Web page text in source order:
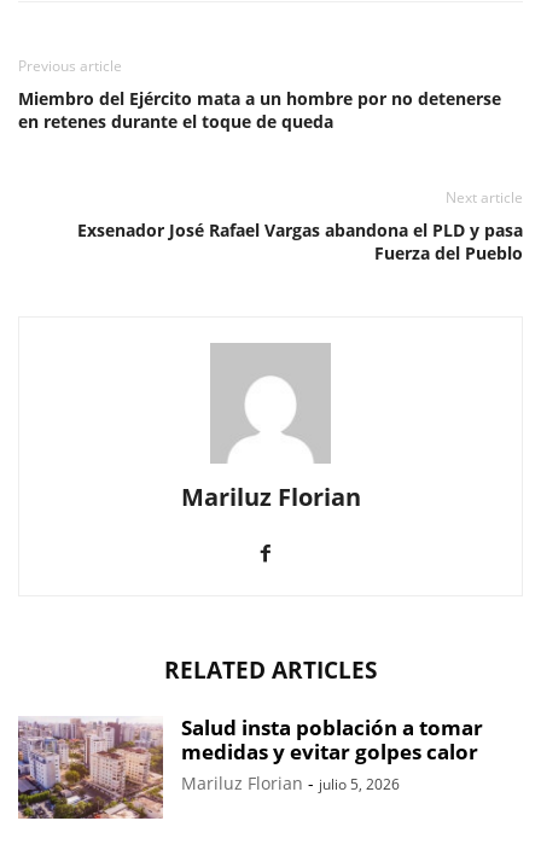
Previous article
Miembro del Ejército mata a un hombre por no detenerse
en retenes durante el toque de queda
Next article
Exsenador José Rafael Vargas abandona el PLD y pasa
Fuerza del Pueblo
Mariluz Florian
RELATED ARTICLES
Salud insta población a tomar
medidas y evitar golpes calor
Mariluz Florian - julio 5, 2026